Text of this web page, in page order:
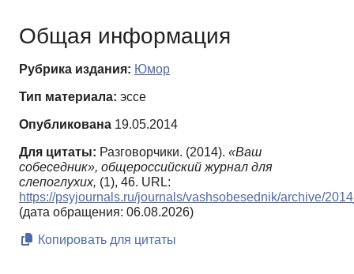
Общая информация
Рубрика издания: Юмор
Тип материала: эссе
Опубликована 19.05.2014
Для цитаты: Разговорчики. (2014). «Ваш
собеседник», общероссийский журнал для
слепоглухих, (1), 46. URL:
https://psyjournals.ru/journals/vashsobesednik/archive/
(дата обращения: 06.08.2026)
Копировать для цитаты